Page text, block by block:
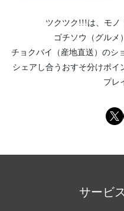
ツクツク!!!は、 モノ
ゴチソウ（グルメ）
チョクバイ（産地直送） のシ
シェアし合う おすそ分けポイ
プレ
サービ